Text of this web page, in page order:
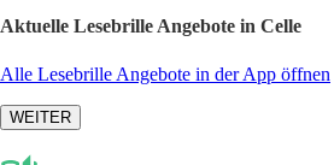
Aktuelle Lesebrille Angebote in Celle
Alle Lesebrille Angebote in der App öffnen
WEITER